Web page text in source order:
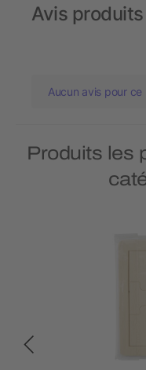
Avis produits
Aucun avis pour
Produits les